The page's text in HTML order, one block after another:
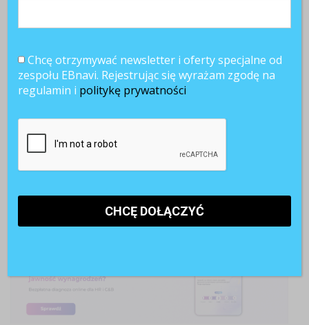
Chcę otrzymywać newsletter i oferty specjalne od
zespołu EBnavi. Rejestrując się wyrażam zgodę na
regulamin i politykę prywatności